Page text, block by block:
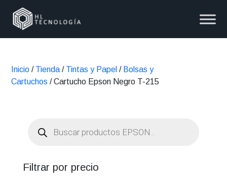
Inicio / Tienda / Tintas y Papel / Bolsas y
Cartuchos / Cartucho Epson Negro T-215
productos
Filtrar por precio